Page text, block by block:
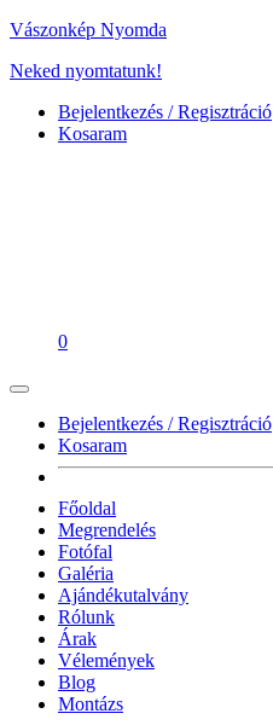
Vászonkép Nyomda
Neked nyomtatunk!
Bejelentkezés / Regisztráció
Kosaram
0
Bejelentkezés / Regisztráció
Kosaram
Főoldal
Megrendelés
Fotófal
Galéria
Ajándékutalvány
Rólunk
Árak
Vélemények
Blog
Montázs